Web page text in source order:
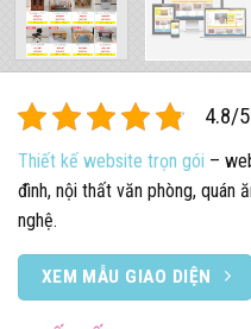
4.8/
Thiết kế website trọn gói –
đình, nội thất văn phòng, quán
nghệ.
XEM MẪU GIAO DIỆN